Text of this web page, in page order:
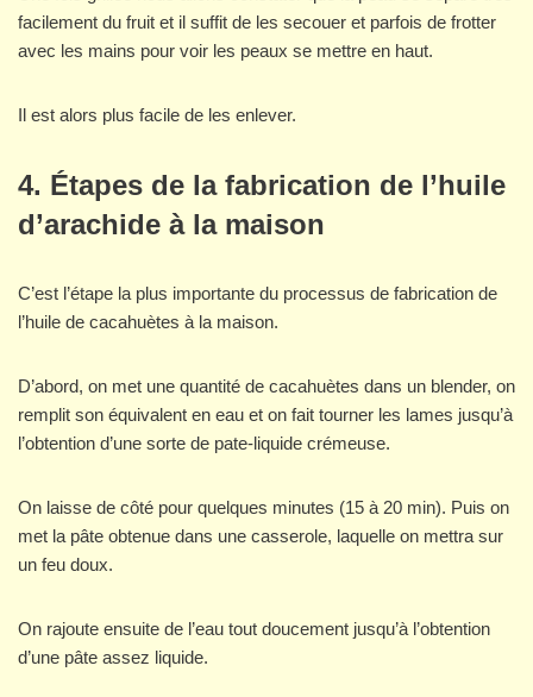
facilement du fruit et il suffit de les secouer et parfois de frotter
avec les mains pour voir les peaux se mettre en haut.
Il est alors plus facile de les enlever.
4. Étapes de la fabrication de l’huile
d’arachide à la maison
C’est l’étape la plus importante du processus de fabrication de
l’huile de cacahuètes à la maison.
D’abord, on met une quantité de cacahuètes dans un blender, on
remplit son équivalent en eau et on fait tourner les lames jusqu’à
l’obtention d’une sorte de pate-liquide crémeuse.
On laisse de côté pour quelques minutes (15 à 20 min). Puis on
met la pâte obtenue dans une casserole, laquelle on mettra sur
un feu doux.
On rajoute ensuite de l’eau tout doucement jusqu’à l’obtention
d’une pâte assez liquide.